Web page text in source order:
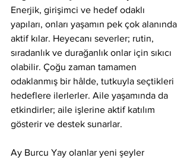
Enerjik, girişimci ve hedef odaklı
yapıları, onları yaşamın pek çok alanında
aktif kılar. Heyecanı severler; rutin,
sıradanlık ve durağanlık onlar için sıkıcı
olabilir. Çoğu zaman tamamen
odaklanmış bir hâlde, tutkuyla seçtikleri
hedeflere ilerlerler. Aile yaşamında da
etkindirler; aile işlerine aktif katılım
gösterir ve destek sunarlar.
Ay Burcu Yay olanlar yeni şeyler